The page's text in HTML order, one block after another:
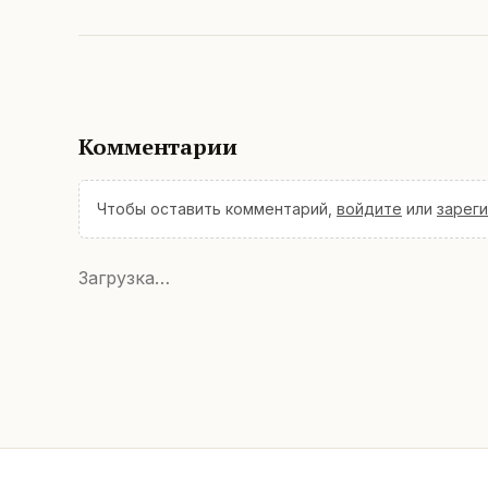
Комментарии
Чтобы оставить комментарий, войдите или
Загрузка…